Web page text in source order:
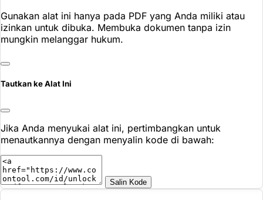
Gunakan alat ini hanya pada PDF yang Anda miliki atau
izinkan untuk dibuka. Membuka dokumen tanpa izin
mungkin melanggar hukum.
Tautkan ke Alat Ini
Jika Anda menyukai alat ini, pertimbangkan untuk
menautkannya dengan menyalin kode di bawah:
Salin Kode